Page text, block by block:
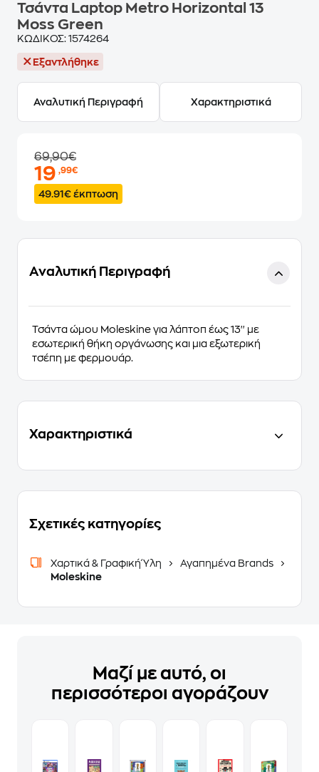
Τσάντα Laptop Metro Horizontal 13
Moss Green
ΚΩΔΙΚΟΣ: 1574264
Εξαντλήθηκε
Αναλυτική Περιγραφή Χαρακτηριστικά
69,90€
19,99€
49.91€ έκπτωση
Αναλυτική Περιγραφή
Τσάντα ώμου Moleskine για λάπτοπ έως 13'' με
εσωτερική θήκη οργάνωσης και μια εξωτερική
τσέπη με φερμουάρ.
Χαρακτηριστικά
Σχετικές κατηγορίες
Χαρτικά & Γραφική Ύλη
Αγαπημένα Brands
Moleskine
Μαζί με αυτό, οι
περισσότεροι αγοράζουν